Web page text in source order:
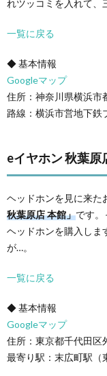
れツッコミを入れて、
一覧に戻る
◆ 基本情報
Googleマップ
住所：神奈川県横浜市
路線：横浜市営地下鉄
eイヤホン 秋葉原
ヘッドホンを見に来た
秋葉原店 本館」です
ヘッドホンを購入しま
が…。
一覧に戻る
◆ 基本情報
Googleマップ
住所：東京都千代田区
最寄り駅：末広町駅（